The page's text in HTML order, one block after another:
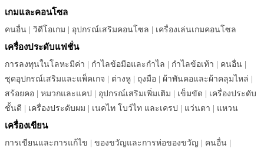
เกมและคอนโซล
คนอื่น | วิดีโอเกม | อุปกรณ์เสริมคอนโซล | เครื่องเล่นเกมคอนโซล
เครื่องประดับแฟชั่น
การลงทุนในโลหะมีค่า | กำไลข้อมือและกำไล | กำไลข้อเท้า | คนอื่น |
ชุดอุปกรณ์เสริมและแพ็คเกจ | ต่างหู | ถุงมือ | ผ้าพันคอและผ้าคลุมไหล่ |
สร้อยคอ | หมวกและแคป | อุปกรณ์เสริมเพิ่มเติม | เข็มขัด | เครื่องประดับ
ชั้นดี | เครื่องประดับผม | เนคไท โบว์ไท และเครป | แว่นตา | แหวน
เครื่องเขียน
การเขียนและการแก้ไข | ของขวัญและการห่อของขวัญ | คนอื่น |